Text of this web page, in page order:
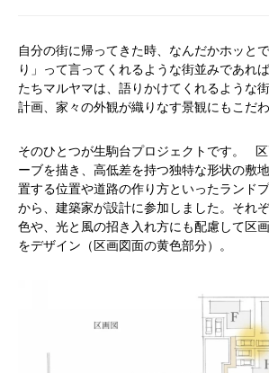
自分の街に帰ってきた時、なんだかホッと
り」って言ってくれるような街並みであれ
たちマルヤマは、語りかけてくれるような
計画、家々の外観が織りなす景観にもこだ
そのひとつが生駒台プロジェクトです。
ーブを描き、高低差を持つ独特な形状の敷
置する位置や道路の作り方といったランド
から、建築家が設計に参加しました。それ
色や、光と風の招き入れ方にも配慮して区
をデザイン（区画図面の黄色部分）。